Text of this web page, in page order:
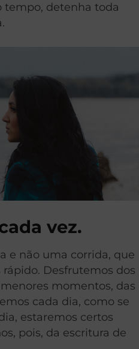
tempo, detenha toda
vez.
e não uma corrida, que
Desfrutemos dos
momentos, das
cada dia, como se
estaremos certos
pois, da escritura de